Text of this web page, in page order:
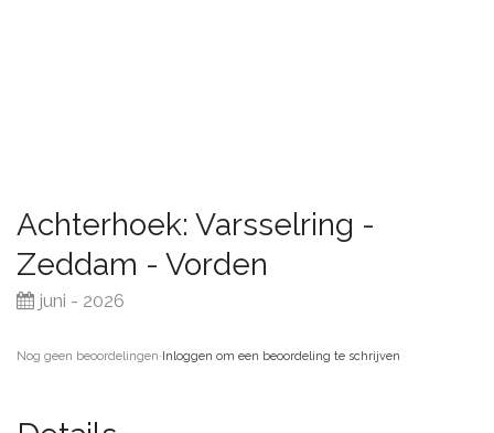
Achterhoek: Varsselring -
Zeddam - Vorden
juni - 2026
Nog geen beoordelingen·Inloggen om een beoordeling te schrijven